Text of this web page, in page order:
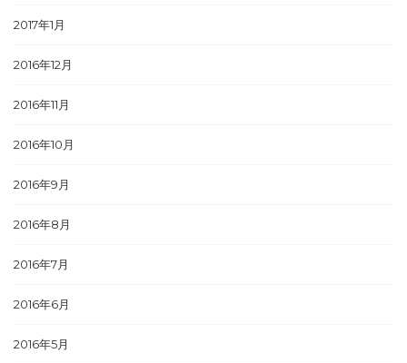
2017年1月
2016年12月
2016年11月
2016年10月
2016年9月
2016年8月
2016年7月
2016年6月
2016年5月